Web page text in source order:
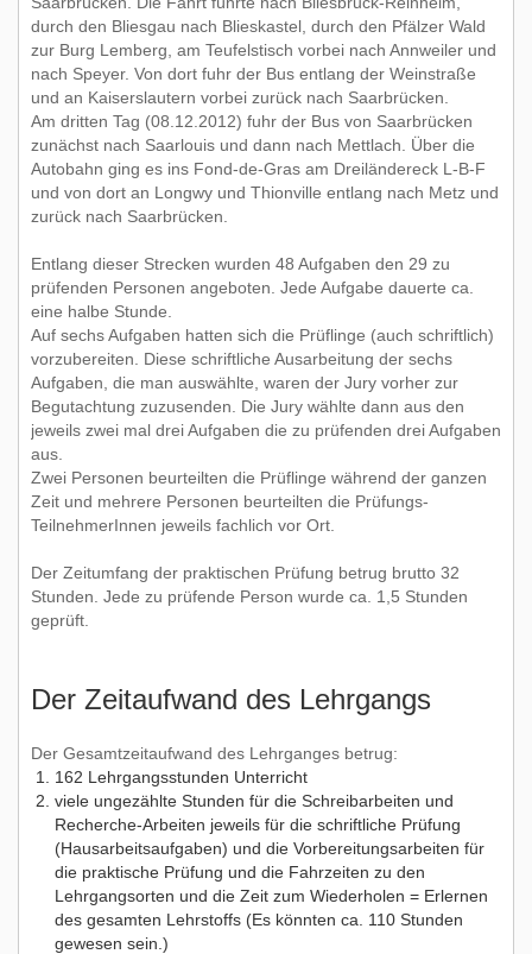
durch den Bliesgau nach Blieskastel, durch den Pfälzer Wald
zur Burg Lemberg, am Teufelstisch vorbei nach Annweiler und
nach Speyer. Von dort fuhr der Bus entlang der Weinstraße
und an Kaiserslautern vorbei zurück nach Saarbrücken.
Am dritten Tag (08.12.2012) fuhr der Bus von Saarbrücken
zunächst nach Saarlouis und dann nach Mettlach. Über die
Autobahn ging es ins Fond-de-Gras am Dreiländereck L-B-F
und von dort an Longwy und Thionville entlang nach Metz und
zurück nach Saarbrücken.
Entlang dieser Strecken wurden 48 Aufgaben den 29 zu
prüfenden Personen angeboten. Jede Aufgabe dauerte ca.
eine halbe Stunde.
Auf sechs Aufgaben hatten sich die Prüflinge (auch schriftlich)
vorzubereiten. Diese schriftliche Ausarbeitung der sechs
Aufgaben, die man auswählte, waren der Jury vorher zur
Begutachtung zuzusenden. Die Jury wählte dann aus den
jeweils zwei mal drei Aufgaben die zu prüfenden drei Aufgaben
aus.
Zwei Personen beurteilten die Prüflinge während der ganzen
Zeit und mehrere Personen beurteilten die Prüfungs-
TeilnehmerInnen jeweils fachlich vor Ort.
Der Zeitumfang der praktischen Prüfung betrug brutto 32
Stunden. Jede zu prüfende Person wurde ca. 1,5 Stunden
geprüft.
Der Zeitaufwand des Lehrgangs
Der Gesamtzeitaufwand des Lehrganges betrug:
162 Lehrgangsstunden Unterricht
viele ungezählte Stunden für die Schreibarbeiten und
Recherche-Arbeiten jeweils für die schriftliche Prüfung
(Hausarbeitsaufgaben) und die Vorbereitungsarbeiten für
die praktische Prüfung und die Fahrzeiten zu den
Lehrgangsorten und die Zeit zum Wiederholen = Erlernen
des gesamten Lehrstoffs (Es könnten ca. 110 Stunden
gewesen sein.)